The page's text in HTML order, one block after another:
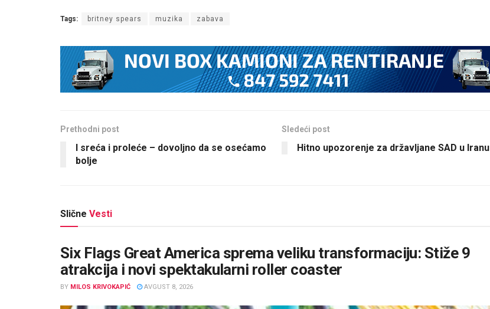
Tags: britney spears muzika zabava
Prethodni post
I sreća i proleće – dovoljno da se osećamo
bolje
Sledeći post
Hitno upozorenje za državljane SAD u Iranu
Slične Vesti
Six Flags Great America sprema veliku transformaciju: Stiže 9
atrakcija i novi spektakularni roller coaster
BY MILOS KRIVOKAPIĆ AVGUST 8, 2026